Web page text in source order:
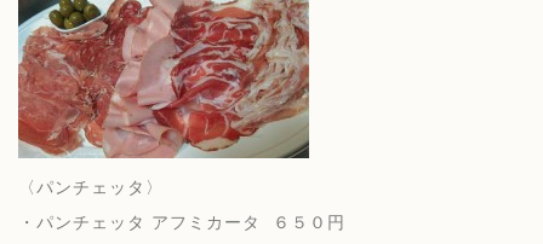
〈パンチェッタ〉
・パンチェッタ アフミカータ ６５０円